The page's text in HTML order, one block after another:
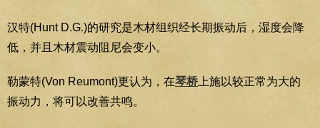
汉特(Hunt D.G.)的研究是木材组织经长期振动后，湿度会降
低，并且木材震动阻尼会变小。
勒蒙特(Von Reumont)更认为，在琴桥 上施以较正常为大的
振动力，将可以改善共鸣。